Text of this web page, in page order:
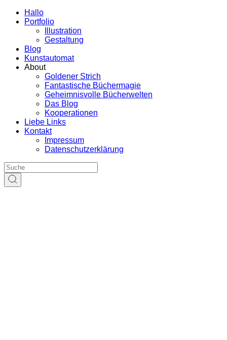
Hallo
Portfolio
Illustration
Gestaltung
Blog
Kunstautomat
About
Goldener Strich
Fantastische Büchermagie
Geheimnisvolle Bücherwelten
Das Blog
Kooperationen
Liebe Links
Kontakt
Impressum
Datenschutzerklärung